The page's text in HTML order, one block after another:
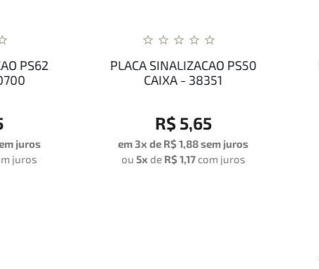
PLACA SINALIZACAO PS50
CAIXA - 38351
R$ 5,65
R$ 1,88sem juros
R$ 1,17 com juros
PLACA